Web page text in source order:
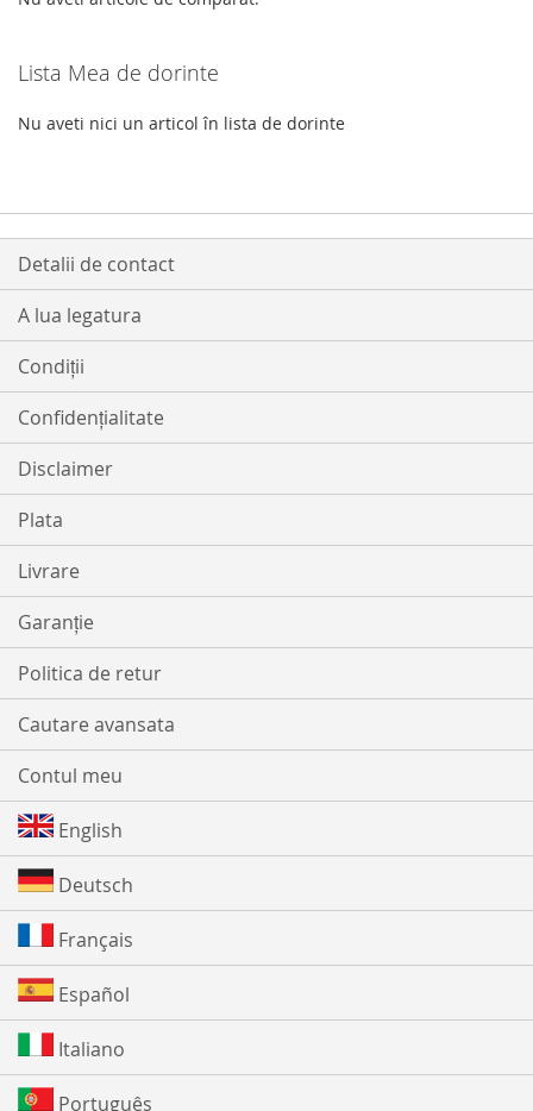
Lista Mea de dorinte
Nu aveti nici un articol în lista de dorinte
Detalii de contact
A lua legatura
Condiții
Confidențialitate
Disclaimer
Plata
Livrare
Garanție
Politica de retur
Cautare avansata
Contul meu
English
Deutsch
Français
Español
Italiano
Português